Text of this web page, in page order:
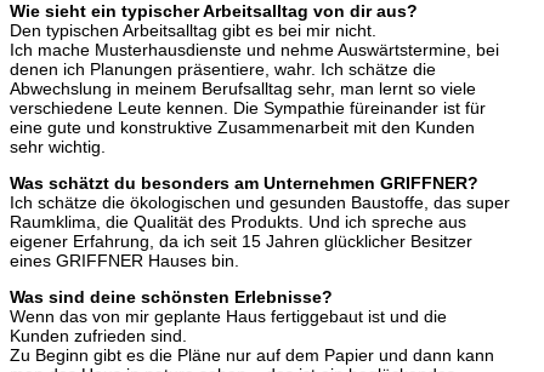
Wie sieht ein typischer Arbeitsalltag von dir aus?
Den typischen Arbeitsalltag gibt es bei mir nicht.
Ich mache Musterhausdienste und nehme Auswärtstermine, bei
denen ich Planungen präsentiere, wahr. Ich schätze die
Abwechslung in meinem Berufsalltag sehr, man lernt so viele
verschiedene Leute kennen. Die Sympathie füreinander ist für
eine gute und konstruktive Zusammenarbeit mit den Kunden
sehr wichtig.
Was schätzt du besonders am Unternehmen GRIFFNER?
Ich schätze die ökologischen und gesunden Baustoffe, das super
Raumklima, die Qualität des Produkts. Und ich spreche aus
eigener Erfahrung, da ich seit 15 Jahren glücklicher Besitzer
eines GRIFFNER Hauses bin.
Was sind deine schönsten Erlebnisse?
Wenn das von mir geplante Haus fertiggebaut ist und die
Kunden zufrieden sind.
Zu Beginn gibt es die Pläne nur auf dem Papier und dann kann